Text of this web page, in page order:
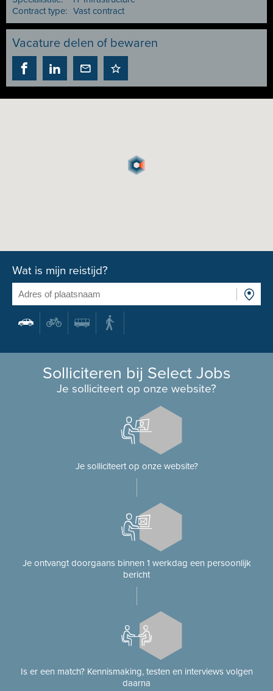
Contract type: Vast contract
Vacature delen of bewaren
Wat is mijn reistijd?
Solliciteren bij Select Jobs
Je solliciteert op onze website?
Je solliciteert op onze website?
Je ontvangt doorgaans binnen 1 werkdag een persoonlijk
bericht
Is er een match? Kennismaking, testen en interviews volgen
daarna